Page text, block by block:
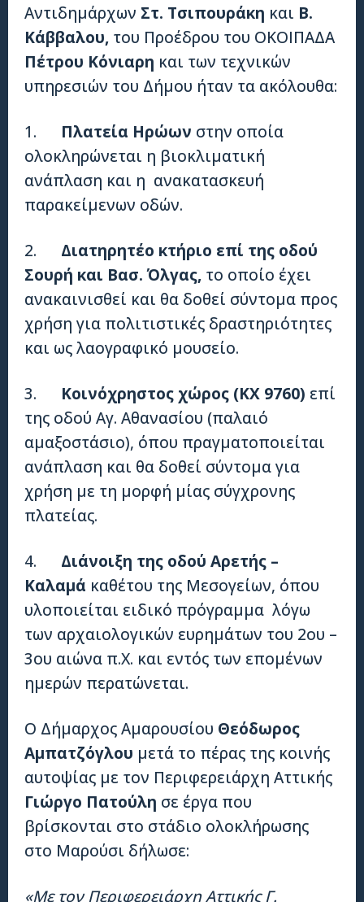
Αντιδημάρχων Στ. Τσιπουράκη και Β.
Κάββαλου, του Προέδρου του ΟΚΟΙΠΑΔΑ
Πέτρου Κόνιαρη και των τεχνικών
υπηρεσιών του Δήμου ήταν τα ακόλουθα:
1. Πλατεία Ηρώων στην οποία
ολοκληρώνεται η βιοκλιματική
ανάπλαση και η ανακατασκευή
παρακείμενων οδών.
2. Διατηρητέο κτήριο επί της οδού
Σουρή και Βασ. Όλγας, το οποίο έχει
ανακαινισθεί και θα δοθεί σύντομα προς
χρήση για πολιτιστικές δραστηριότητες
και ως λαογραφικό μουσείο.
3. Κοινόχρηστος χώρος (ΚΧ 9760) επί
της οδού Αγ. Αθανασίου (παλαιό
αμαξοστάσιο), όπου πραγματοποιείται
ανάπλαση και θα δοθεί σύντομα για
χρήση με τη μορφή μίας σύγχρονης
πλατείας.
4. Διάνοιξη της οδού Αρετής –
Καλαμά καθέτου της Μεσογείων, όπου
υλοποιείται ειδικό πρόγραμμα λόγω
των αρχαιολογικών ευρημάτων του 2ου –
3ου αιώνα π.Χ. και εντός των επομένων
ημερών περατώνεται.
Ο Δήμαρχος Αμαρουσίου Θεόδωρος
Αμπατζόγλου μετά το πέρας της κοινής
αυτοψίας με τον Περιφερειάρχη Αττικής
Γιώργο Πατούλη σε έργα που
βρίσκονται στο στάδιο ολοκλήρωσης
στο Μαρούσι δήλωσε:
«Με τον Περιφερειάρχη Αττικής Γ.